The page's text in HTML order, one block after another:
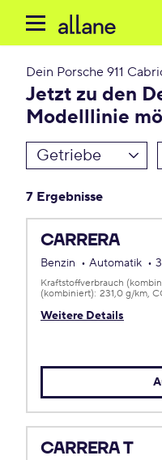
Dein Porsche 911
Jetzt zu den
Modelllinie
Getriebe
7 Ergebnisse
CARRERA
Benzin Automatik
Weitere Details
Kraftstoffverbrauch
(kombiniert): 231,0 g/km
CARRERA T